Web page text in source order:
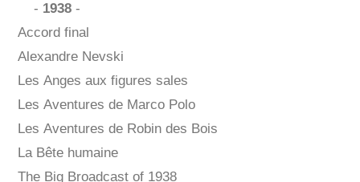
- 1938-
Accord final
Alexandre Nevski
Les Anges aux figures sales
Les Aventures de Marco Polo
Les Aventures de Robin des Bois
La Bête humaine
The Big Broadcast of 1938